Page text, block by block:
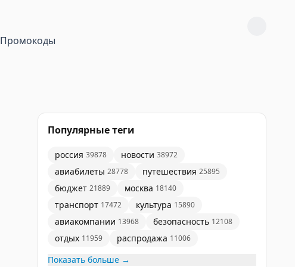
Промокоды
Популярные теги
россия 39878 новости 38972
авиабилеты 28778 путешествия 25895
бюджет 21889 москва 18140
транспорт 17472 культура 15890
авиакомпании 13968 безопасность 12108
отдых 11959 распродажа 11006
Показать больше →